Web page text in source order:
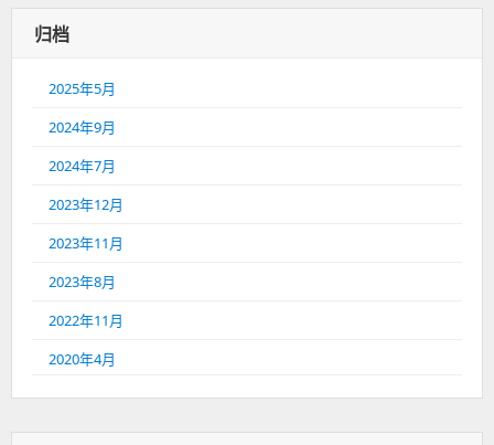
归档
2025年5月
2024年9月
2024年7月
2023年12月
2023年11月
2023年8月
2022年11月
2020年4月